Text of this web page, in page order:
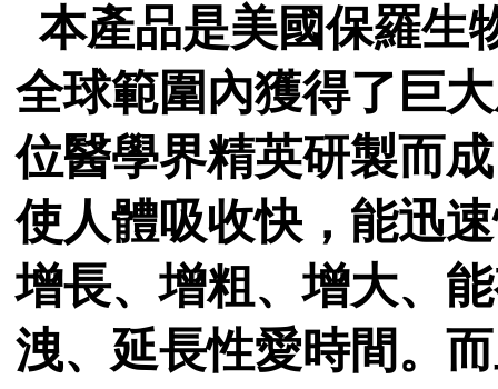
本產品是美國保羅生
全球範圍內獲得了巨
位醫學界精英研製而
使人體吸收快，能迅
增長、增粗、增大、
洩、延長性愛時間。